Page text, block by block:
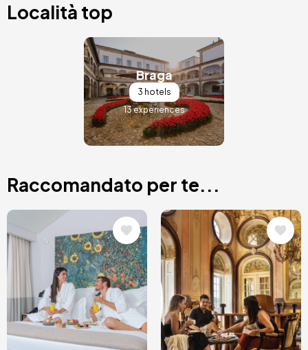
Località top
Immagine
Braga
3 hotels
13 experiences
Raccomandato per te...
Immagine
Immagine